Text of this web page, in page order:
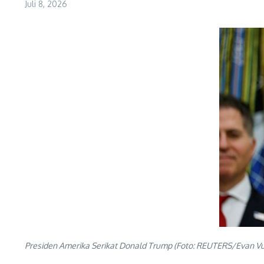
Juli 8, 2026
Presiden Amerika Serikat Donald Trump (Foto: REUTERS/Evan